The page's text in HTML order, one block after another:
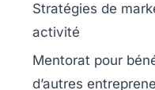
Stratégies de
activité
Mentorat pour
d’autres